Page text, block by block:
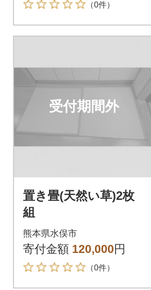
（0件）
受付期間外
置き畳(天然い草)2枚
組
熊本県水俣市
寄付金額 120,000円
（0件）